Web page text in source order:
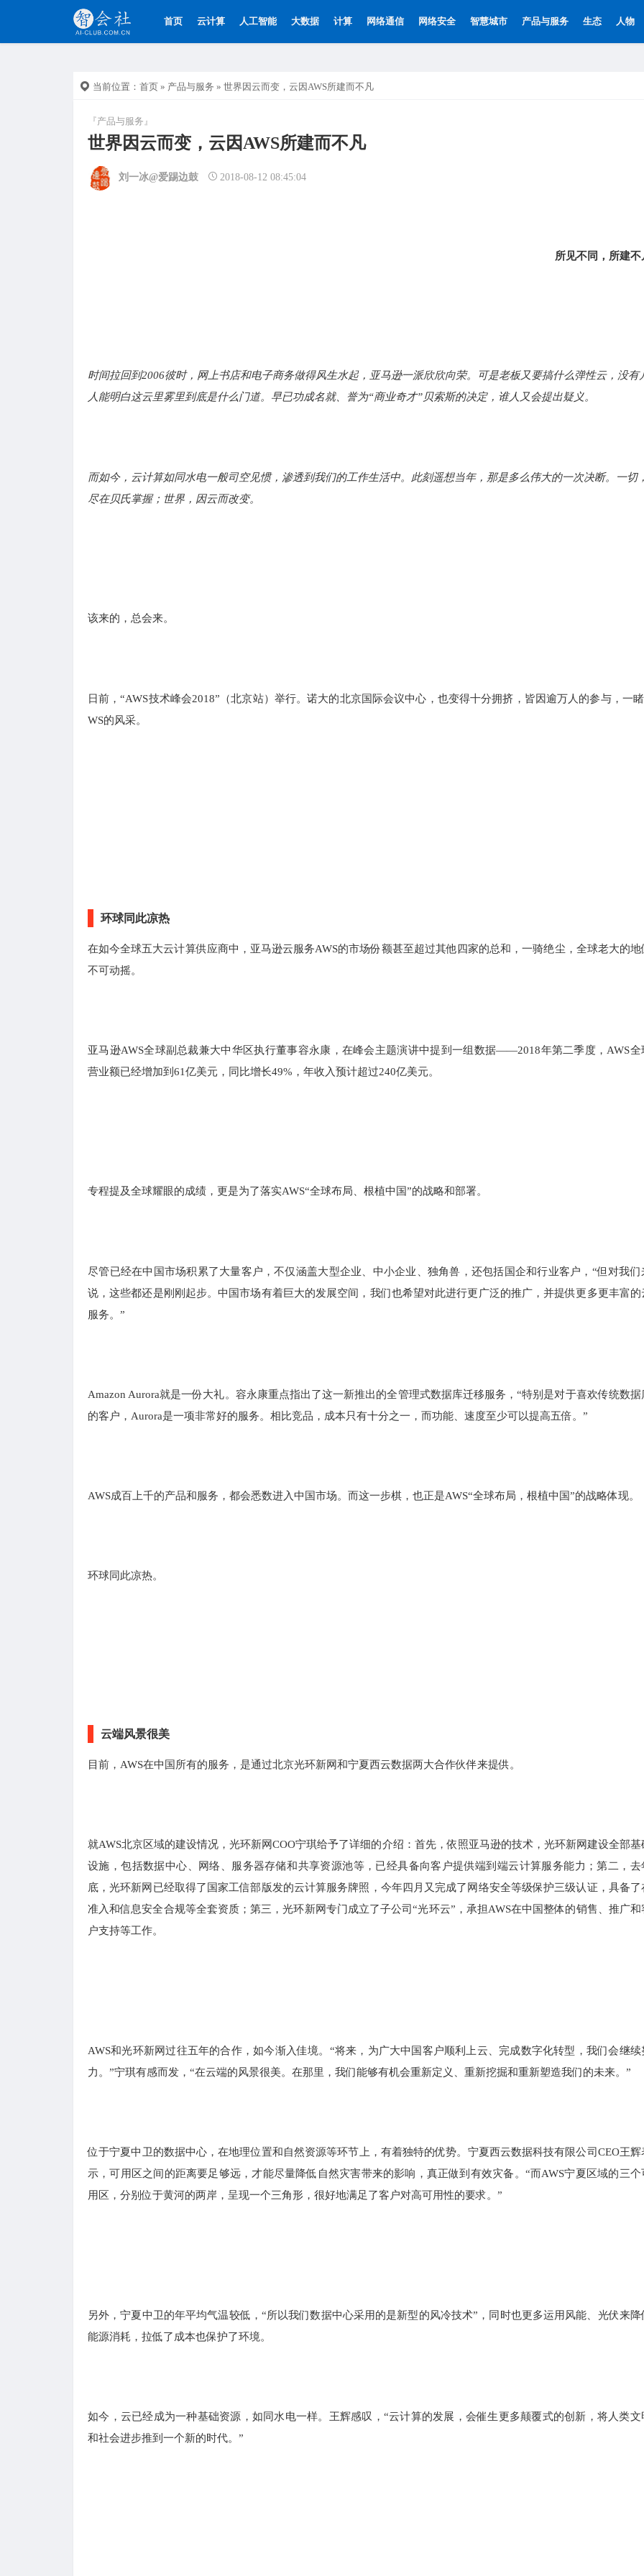
首页 云计算 人工智能 大数据 计算 网络通信 网络安全 智慧城市 产品与服务 生态 人物
当前位置： 首页 » 产品与服务 » 世界因云而变，云因AWS所建而不凡
『产品与服务』
世界因云而变，云因AWS所建而不凡
刘一冰@爱踢边鼓 2018-08-12 08:45:04
所见不同，所建不
时间拉回到2006彼时，网上书店和电子商务做得风生水起，亚马逊一派欣欣向荣。可是老板又要搞什么弹性云，没有
人能明白这云里雾里到底是什么门道。早已功成名就、誉为“商业奇才”贝索斯的决定，谁人又会提出疑义。
而如今，云计算如同水电一般司空见惯，渗透到我们的工作生活中。此刻遥想当年，那是多么伟大的一次决断。
一切
尽在贝氏掌握；世界，因云而改变。
该来的，总会来。
日前，“AWS技术峰会2018”（北京站）举行。诺大的北京国际会议中心，也变得十分拥挤，皆因逾万人的参与，一
WS的风采。
环球同此凉热
在如今全球五大云计算供应商中，亚马逊云服务AWS的市场份额甚至超过其他四家的总和，一骑绝尘，全球老大的地
不可动摇。
亚马逊AWS全球副总裁兼大中华区执行董事容永康，在峰会主题演讲中提到一组数据——2018年第二季度，AWS全
营业额已经增加到61亿美元，同比增长49%，年收入预计超过240亿美元。
专程提及全球耀眼的成绩，更是为了落实AWS“全球布局、根植中国”的战略和部署。
尽管已经在中国市场积累了大量客户，不仅涵盖大型企业、中小企业、独角兽，还包括国企和行业客户，“但对我们
说，这些都还是刚刚起步。中国市场有着巨大的发展空间，我们也希望对此进行更广泛的推广，并提供更多更丰富的
服务。”
Amazon Aurora就是一份大礼。容永康重点指出了这一新推出的全管理式数据库迁移服务，“特别是对于喜欢传统数据
的客户，Aurora是一项非常好的服务。相比竞品，成本只有十分之一，而功能、速度至少可以提高五倍。”
AWS成百上千的产品和服务，都会悉数进入中国市场。而这一步棋，也正是AWS“全球布局，根植中国”的战略体现。
环球同此凉热。
云端风景很美
目前，AWS在中国所有的服务，是通过北京光环新网和宁夏西云数据两大合作伙伴来提供。
就AWS北京区域的建设情况，光环新网COO宁琪给予了详细的介绍：首先，依照亚马逊的技术，光环新网建设全部基
设施，包括数据中心、网络、服务器存储和共享资源池等，已经具备向客户提供端到端云计算服务能力；第二，去
底，光环新网已经取得了国家工信部版发的云计算服务牌照，今年四月又完成了网络安全等级保护三级认证，具备了
准入和信息安全合规等全套资质；第三，光环新网专门成立了子公司“光环云”，承担AWS在中国整体的销售、推广和
户支持等工作。
AWS和光环新网过往五年的合作，如今渐入佳境。“将来，为广大中国客户顺利上云、完成数字化转型，我们会继续
力。”宁琪有感而发，“在云端的风景很美。在那里，我们能够有机会重新定义、重新挖掘和重新塑造我们的未来。”
位于宁夏中卫的数据中心，在地理位置和自然资源等环节上，有着独特的优势。宁夏西云数据科技有限公司CEO王辉
示，可用区之间的距离要足够远，才能尽量降低自然灾害带来的影响，真正做到有效灾备。“而AWS宁夏区域的三个
用区，分别位于黄河的两岸，呈现一个三角形，很好地满足了客户对高可用性的要求。”
另外，宁夏中卫的年平均气温较低，“所以我们数据中心采用的是新型的风冷技术”，同时也更多运用风能、光伏来降
能源消耗，拉低了成本也保护了环境。
如今，云已经成为一种基础资源，如同水电一样。王辉感叹，“云计算的发展，会催生更多颠覆式的创新，将人类文
和社会进步推到一个新的时代。”